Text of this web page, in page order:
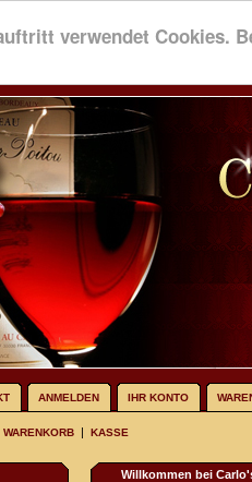
verwendet Cookies.
ANMELDEN IHR KONTO
WARENKORB | KASSE
Willkommen bei